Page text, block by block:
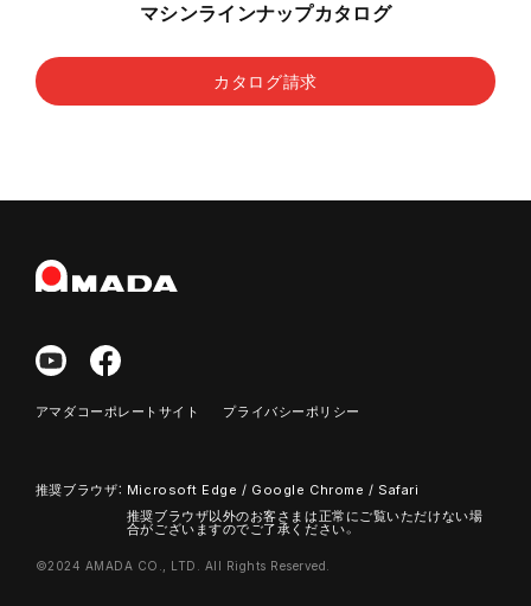
マシンラインナップカタログ
カタログ請求
アマダコーポレートサイト プライバシーポリシー
推奨ブラウザ： Microsoft Edge / Google Chrome / Safari
推奨ブラウザ以外のお客さまは正常にご覧いただけない場
合がございますのでご了承ください。
©2024 AMADA CO., LTD. All Rights Reserved.